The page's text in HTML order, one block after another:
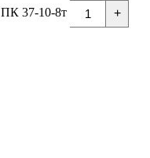
37-10-8т
+